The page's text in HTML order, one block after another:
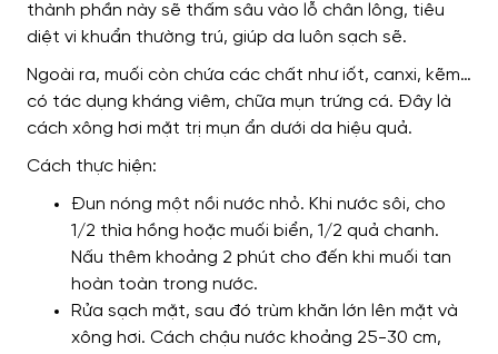
thành phần này sẽ thấm sâu vào lỗ chân lông, tiêu
diệt vi khuẩn thường trú, giúp da luôn sạch sẽ.
Ngoài ra, muối còn chứa các chất như iốt, canxi, kẽm…
có tác dụng kháng viêm, chữa mụn trứng cá. Đây là
cách xông hơi mặt trị mụn ẩn dưới da hiệu quả.
Cách thực hiện:
Đun nóng một nồi nước nhỏ. Khi nước sôi, cho
1/2 thìa hồng hoặc muối biển, 1/2 quả chanh.
Nấu thêm khoảng 2 phút cho đến khi muối tan
hoàn toàn trong nước.
Rửa sạch mặt, sau đó trùm khăn lớn lên mặt và
xông hơi. Cách chậu nước khoảng 25-30 cm,